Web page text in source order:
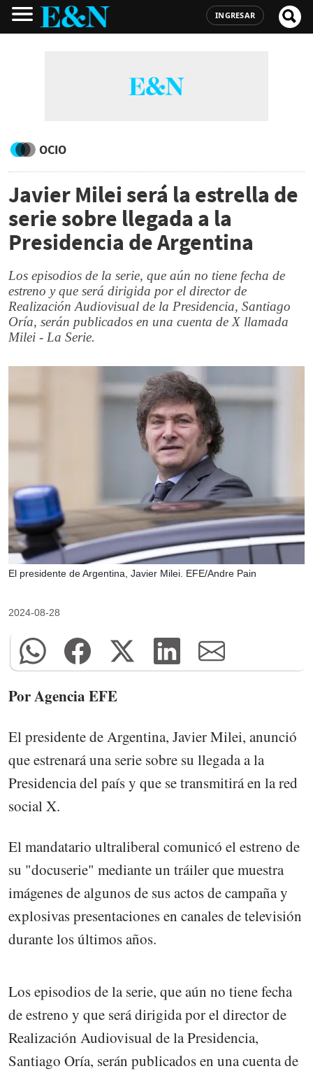
INGRESAR
OCIO
Javier Milei será la estrella de
serie sobre llegada a la
Presidencia de Argentina
Los episodios de la serie, que aún no tiene fecha de
estreno y que será dirigida por el director de
Realización Audiovisual de la Presidencia, Santiago
Oría, serán publicados en una cuenta de X llamada
Milei - La Serie.
El presidente de Argentina, Javier Milei. EFE/Andre Pain
2024-08-28
Por Agencia EFE
El presidente de Argentina, Javier Milei, anunció
que estrenará una serie sobre su llegada a la
Presidencia del país y que se transmitirá en la red
social X.
El mandatario ultraliberal comunicó el estreno de
su "docuserie" mediante un tráiler que muestra
imágenes de algunos de sus actos de campaña y
explosivas presentaciones en canales de televisión
durante los últimos años.
Los episodios de la serie, que aún no tiene fecha
de estreno y que será dirigida por el director de
Realización Audiovisual de la Presidencia,
Santiago Oría, serán publicados en una cuenta de